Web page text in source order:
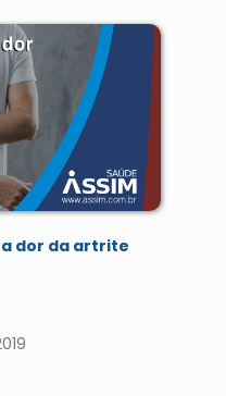
dor da artrite